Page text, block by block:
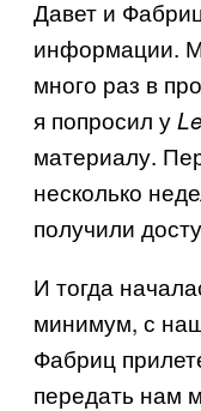
Давет и
информации.
много раз в
я попросил уLe
материалу.
несколько
получили
И тогда
минимум, с
Фабриц
передать нам